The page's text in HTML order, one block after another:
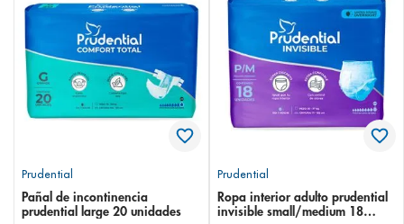
Prudential
Pañal de incontinencia
prudential large 20 unidades
Prudential
Ropa interior adulto prudential
invisible small/medium 18